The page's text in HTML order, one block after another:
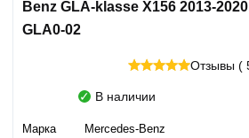
Benz GLA-klasse X156 2013-
GLA0-02
Отзывы (
В наличии
Марка
Mercedes-Benz